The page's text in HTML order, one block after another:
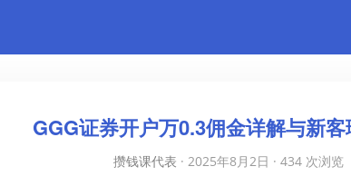
GGG证券开户万0.3佣金详解与新
攒钱课代表 · 2025年8月2日 · 434 次浏览